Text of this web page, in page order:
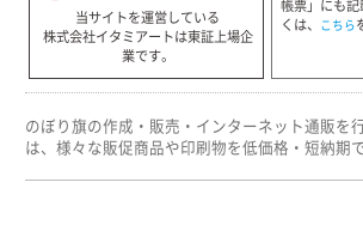
当サイトを運営している
株式会社イタミアートは東証上場企
業です。
帳票」にも
くは、 こちら
のぼり旗の作成・販売・インターネット通販を
は、様々な販促商品や印刷物を低価格・短納期